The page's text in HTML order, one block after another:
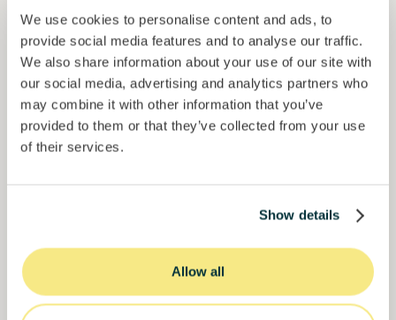
We use cookies to personalise content and ads, to
provide social media features and to analyse our traffic.
We also share information about your use of our site with
our social media, advertising and analytics partners who
may combine it with other information that you’ve
provided to them or that they’ve collected from your use
of their services.
Show details
Allow all
6.3%
juro anual
24
prazo
Investido = 23199304€
Reservado = 0€
46,4%
O projeto está a ganhar força. Invista já. do objetivo
Murcia 50000000€